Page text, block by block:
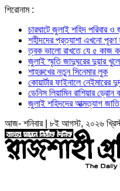
শিরোনাম :
চারঘাটে জুলাই শহিদ পরিবার ও
শহীদদের প্রত্যাশা এখনো পূরণ
ত্বক ভালো রাখতে যে ৫ কাজ
জুলাই স্মৃতি জাদুঘরের দুয়ার
শাহরুখের নতুন সিনেমার লুক
কোয়ার্টার ফাইনালে নেইমারের
ডেনিস লিয়ামিন রাশিয়ার ড্রোন
জুলাই শহিদদের আত্মত্যাগ জাতি
আজ- শনিবার | ৮ই আগস্ট, ২০২৬